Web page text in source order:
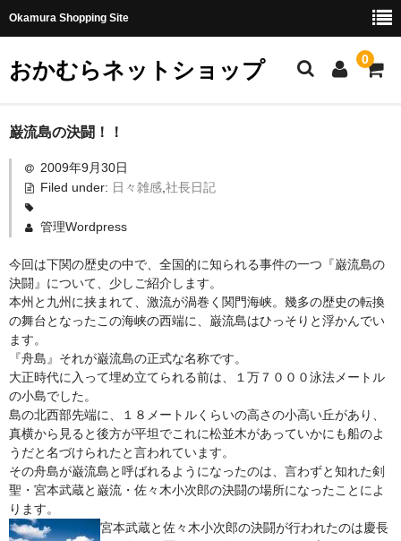
Okamura Shopping Site
おかむらネットショップ 0
商品
社長日記
味噌
天然とらふぐ
国産とらふぐ
料理セット
刺身セット
鍋セット
身欠き
その他ふぐセット
巌流島の決闘！！
2009年9月30日
Filed under: 日々雑感, 社長日記
管理Wordpress
今回は下関の歴史の中で、全国的に知られる事件の一つ『巌流島の
決闘』について、少しご紹介します。
本州と九州に挟まれて、激流が渦巻く関門海峡。幾多の歴史の転換
の舞台となったこの海峡の西端に、巌流島はひっそりと浮かんでい
ます。
『舟島』それが巌流島の正式な名称です。
大正時代に入って埋め立てられる前は、１万７０００泳法メートル
の小島でした。
島の北西部先端に、１８メートルくらいの高さの小高い丘があり、
真横から見ると後方が平坦でこれに松並木があっていかにも船のよ
うだと名づけられたと言われています。
その舟島が巌流島と呼ばれるようになったのは、言わずと知れた剣
聖・宮本武蔵と巌流・佐々木小次郎の決闘の場所になったことによ
ります。
宮本武蔵と佐々木小次郎の決闘が行われたのは慶長